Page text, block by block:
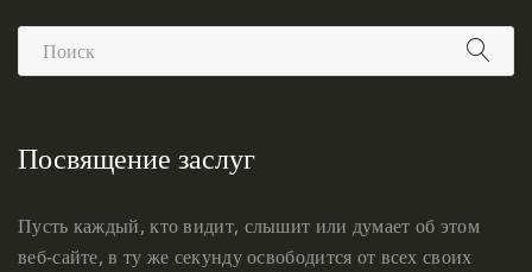
Посвящение заслуг
Пусть каждый, кто видит, слышит или думает об этом
веб-сайте, в ту же секунду освободится от всех своих